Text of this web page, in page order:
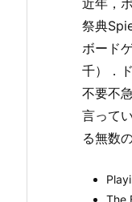
祭典
ボード
千）．
不要不
言って
る無数